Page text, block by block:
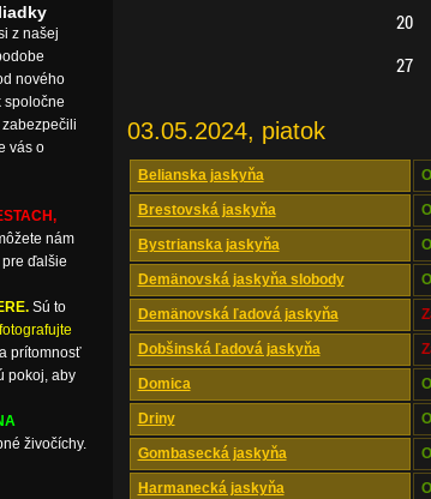
20
27
03.05.2024, piatok
Belianska jaskyňa
Brestovská jaskyňa
Bystrianska jaskyňa
Demänovská jaskyňa slobody
Demänovská ľadová jaskyňa
Dobšinská ľadová jaskyňa
Domica
Driny
Gombasecká jaskyňa
Harmanecká jaskyňa
z našej
nového
spoločne
vás o
nám
ďalšie
Sú to
prítomnosť
pokoj, aby
živočíchy.